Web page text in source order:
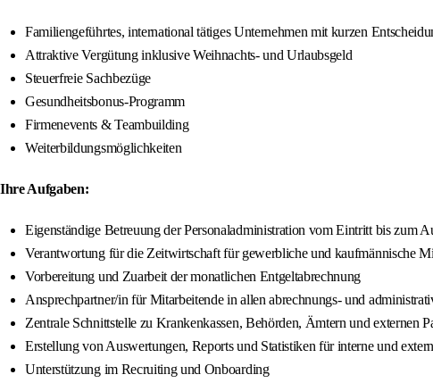
Familiengeführtes, international tätiges Unternehmen mit kurzen
Attraktive Vergütung inklusive Weihnachts- und Urlaubsgeld
Steuerfreie Sachbezüge
Gesundheitsbonus-Programm
Firmenevents & Teambuilding
Weiterbildungsmöglichkeiten
Ihre Aufgaben:
Eigenständige Betreuung der Personaladministration vom Eintritt bis zum
Verantwortung für die Zeitwirtschaft für gewerbliche und kaufmännische
Vorbereitung und Zuarbeit der monatlichen Entgeltabrechnung
Ansprechpartner/in für Mitarbeitende in allen abrechnungs- und
Zentrale Schnittstelle zu Krankenkassen, Behörden, Ämtern und externen
Erstellung von Auswertungen, Reports und Statistiken für interne und
Unterstützung im Recruiting und Onboarding